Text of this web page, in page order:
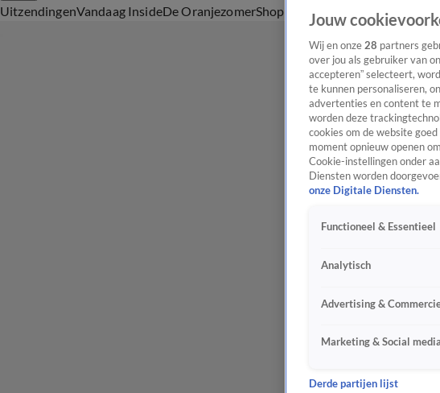
UitzendingenVandaag InsideDe OranjezomerShop Uitzending bijwonen
Jouw
Wij en onze 28 partners
over jou als gebruiker van
accepteren” selecteert,
te kunnen personaliseren,
advertenties en content te
worden deze
cookies om de website
moment opnieuw openen
Cookie-instellingen onder
Diensten worden
onze Digitale Diensten.
Functioneel & Essentieel
Analytisch
Advertising &
Marketing & Social media
Derde partijen lijst